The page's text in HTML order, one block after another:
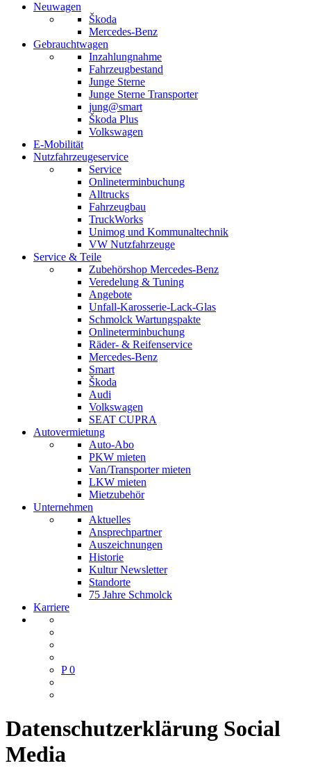
Neuwagen
Škoda
Mercedes-Benz
Gebrauchtwagen
Inzahlungnahme
Fahrzeugbestand
Junge Sterne
Junge Sterne Transporter
jung@smart
Škoda Plus
Volkswagen
E-Mobilität
Nutzfahrzeugeservice
Service
Onlineterminbuchung
Alltrucks
Fahrzeugbau
TruckWorks
Unimog und Kommunaltechnik
VW Nutzfahrzeuge
Service & Teile
Zubehörshop Mercedes-Benz
Veredelung & Tuning
Angebote
Unfall-Karosserie-Lack-Glas
Schmolck Wartungspakte
Onlineterminbuchung
Räder- & Reifenservice
Mercedes-Benz
Smart
Škoda
Audi
Volkswagen
SEAT CUPRA
Autovermietung
Auto-Abo
PKW mieten
Van/Transporter mieten
LKW mieten
Mietzubehör
Unternehmen
Aktuelles
Ansprechpartner
Auszeichnungen
Historie
Kultur Newsletter
Standorte
75 Jahre Schmolck
Karriere
P 0
Datenschutzerklärung Social
Media